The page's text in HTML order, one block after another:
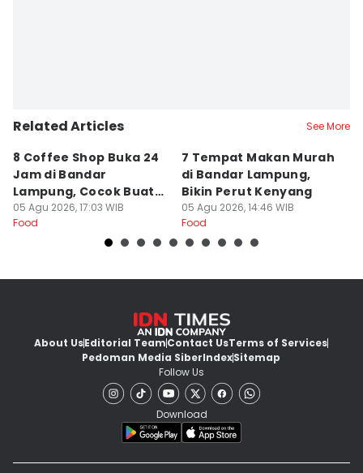
Related Articles See More
8 Coffee Shop Buka 24
Jam di Bandar
Lampung, Cocok Buat
Begadang
05 Agu 2026, 17:03 WIB
Food
7 Tempat Makan Murah
di Bandar Lampung,
Bikin Perut Kenyang
05 Agu 2026, 14:46 WIB
Food
About UsEditorial TeamContact UsTerms of Services
Pedoman Media SiberIndexSitemap
Follow Us
Download